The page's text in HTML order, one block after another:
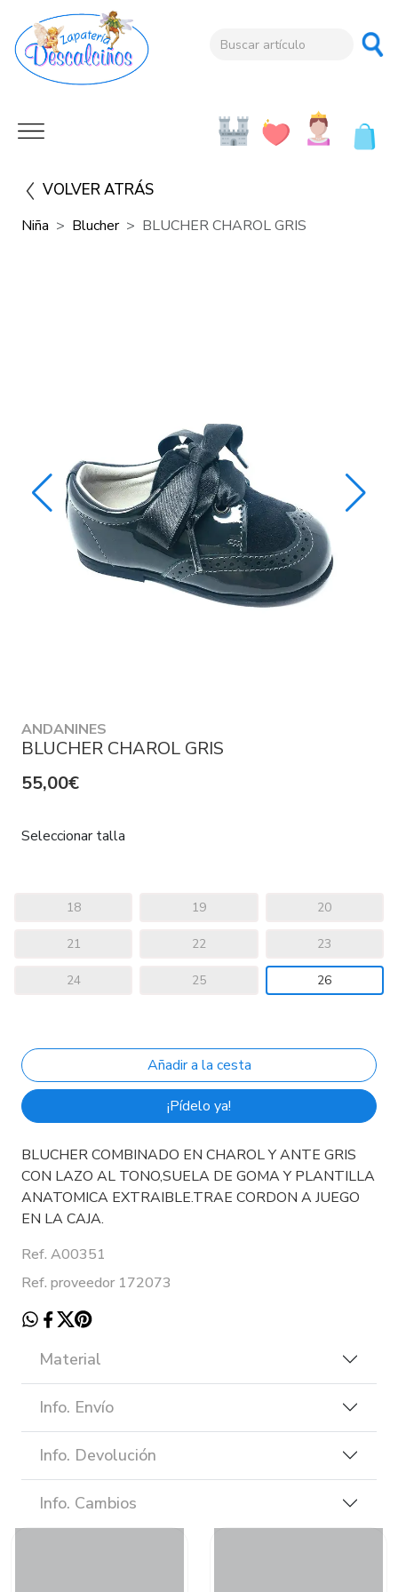
VOLVER ATRÁS
Niña Blucher BLUCHER CHAROL GRIS
ANDANINES
BLUCHER CHAROL GRIS
55,00€
Seleccionar talla
18 19 20
21 22 23
24 25 26
¡Pídelo ya!
BLUCHER COMBINADO EN CHAROL Y ANTE GRIS
CON LAZO AL TONO,SUELA DE GOMA Y PLANTILLA
ANATOMICA EXTRAIBLE.TRAE CORDON A JUEGO
EN LA CAJA.
Ref. A00351
Ref. proveedor 172073
Material
Info. Envío
Info. Devolución
Info. Cambios